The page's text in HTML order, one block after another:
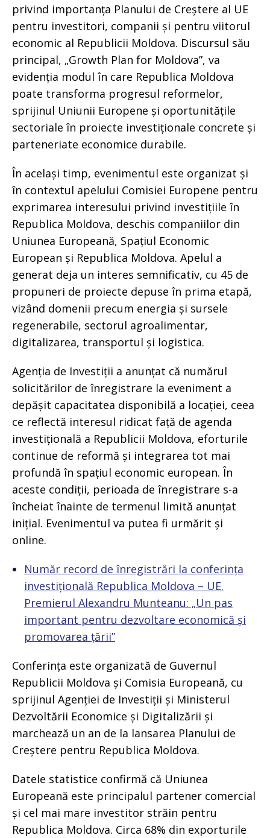
privind importanța Planului de Creștere al UE
pentru investitori, companii și pentru viitorul
economic al Republicii Moldova. Discursul său
principal, „Growth Plan for Moldova”, va
evidenția modul în care Republica Moldova
poate transforma progresul reformelor,
sprijinul Uniunii Europene și oportunitățile
sectoriale în proiecte investiționale concrete și
parteneriate economice durabile.
În același timp, evenimentul este organizat și
în contextul apelului Comisiei Europene pentru
exprimarea interesului privind investițiile în
Republica Moldova, deschis companiilor din
Uniunea Europeană, Spațiul Economic
European și Republica Moldova. Apelul a
generat deja un interes semnificativ, cu 45 de
propuneri de proiecte depuse în prima etapă,
vizând domenii precum energia și sursele
regenerabile, sectorul agroalimentar,
digitalizarea, transportul și logistica.
Agenția de Investiții a anunțat că numărul
solicitărilor de înregistrare la eveniment a
depășit capacitatea disponibilă a locației, ceea
ce reflectă interesul ridicat față de agenda
investițională a Republicii Moldova, eforturile
continue de reformă și integrarea tot mai
profundă în spațiul economic european. În
aceste condiții, perioada de înregistrare s-a
încheiat înainte de termenul limită anunțat
inițial. Evenimentul va putea fi urmărit și
online.
Număr record de înregistrări la conferința
investițională Republica Moldova – UE.
Premierul Alexandru Munteanu: „Un pas
important pentru dezvoltare economică și
promovarea țării”
Conferința este organizată de Guvernul
Republicii Moldova și Comisia Europeană, cu
sprijinul Agenției de Investiții și Ministerul
Dezvoltării Economice și Digitalizării și
marchează un an de la lansarea Planului de
Creștere pentru Republica Moldova.
Datele statistice confirmă că Uniunea
Europeană este principalul partener comercial
și cel mai mare investitor străin pentru
Republica Moldova. Circa 68% din exporturile